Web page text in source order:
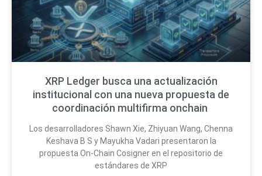
XRP Ledger busca una actualización
institucional con una nueva propuesta de
coordinación multifirma onchain
Los desarrolladores Shawn Xie, Zhiyuan Wang, Chenna
Keshava B S y Mayukha Vadari presentaron la
propuesta On-Chain Cosigner en el repositorio de
estándares de XRP